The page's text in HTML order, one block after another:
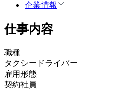
企業情報
仕事内容
職種
タクシードライバー
雇用形態
契約社員